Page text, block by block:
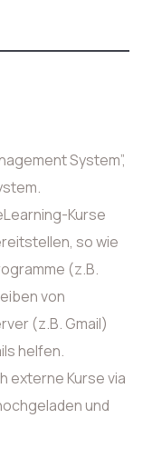
System”,
Kurse
so wie
(z.B.
von
(z.B. Gmail)
helfen.
externe Kurse via
und